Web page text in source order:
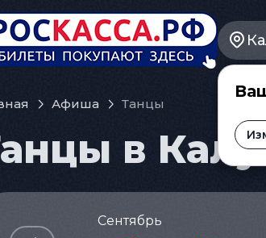
Афиша Танцы
в
Сентябрь